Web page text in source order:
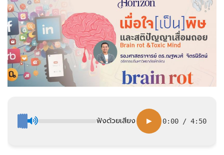
ฟังด้วยเสียง ▶ 0:00 / 4:50